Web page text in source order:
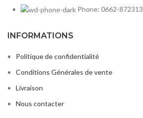
Phone: 0662-872313
INFORMATIONS
Politique de confidentialité
Conditions Générales de vente
Livraison
Nous contacter